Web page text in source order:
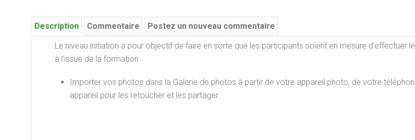
Description Commentaire Postez un nouveau commentaire
Le niveau initiation a pour objectif de faire en sorte que les participants soient en mesure d'effectuer
à l’issue de la formation :
Importer vos photos dans la Galerie de photos à partir de votre appareil photo, de votre
appareil pour les retoucher et les partager.